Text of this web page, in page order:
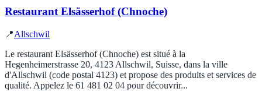
Restaurant Elsässerhof (Chnoche)
📍Allschwil
Le restaurant Elsässerhof (Chnoche) est situé à la
Hegenheimerstrasse 20, 4123 Allschwil, Suisse, dans la ville
d'Allschwil (code postal 4123) et propose des produits et services de
qualité. Appelez le 61 481 02 04 pour découvrir...